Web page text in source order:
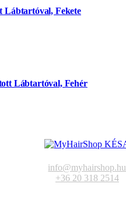
Lábtartóval, Fekete
Lábtartóval, Fehér
info@myhairshop.hu
+36 20 318 2514